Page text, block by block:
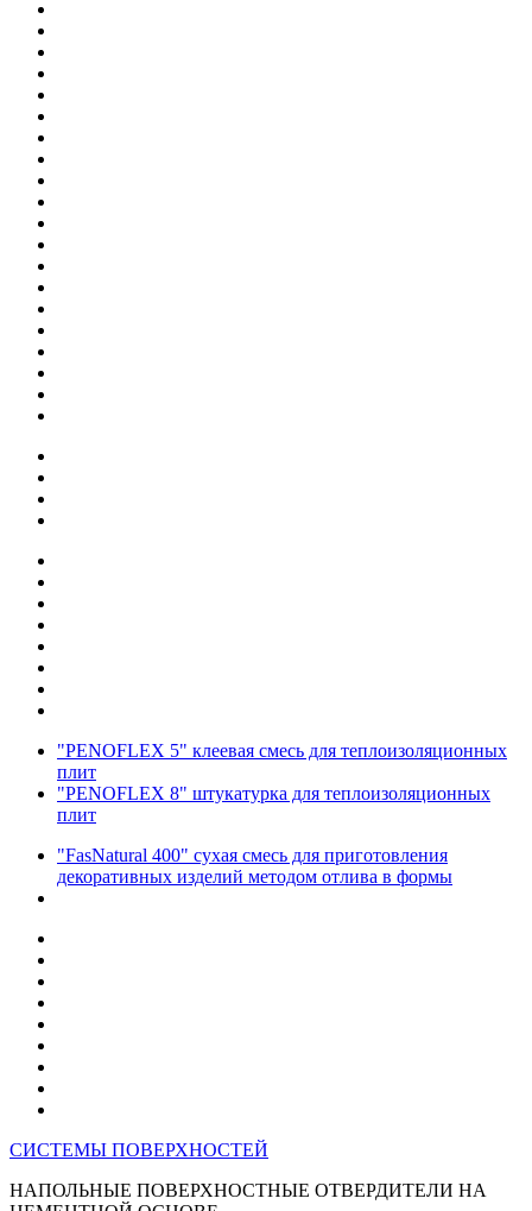
"PENOFLEX 5" клеевая смесь для теплоизоляционных
плит
"PENOFLEX 8" штукатурка для теплоизоляционных
плит
"FasNatural 400" сухая смесь для приготовления
декоративных изделий методом отлива в формы
СИСТЕМЫ ПОВЕРХНОСТЕЙ
НАПОЛЬНЫЕ ПОВЕРХНОСТНЫЕ ОТВЕРДИТЕЛИ НА